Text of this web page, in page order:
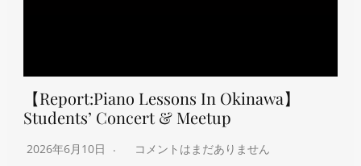
【Report:Piano Lessons In Okinawa】
Students’ Concert & Meetup
2026年6月10日 コメントはまだありません